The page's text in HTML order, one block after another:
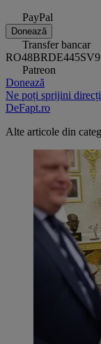
PayPal
Donează
Transfer bancar
Patreon
Donează
Ne poți sprijini
DeFapt.ro
Alte articole din